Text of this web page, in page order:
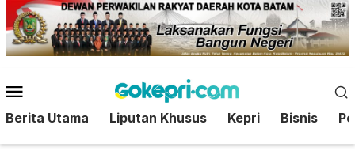
Loncat
ke
konten
Mobile
Berita Utama Liputan Khusus Kepri Bisnis